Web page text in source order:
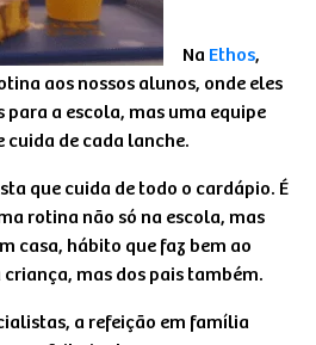
Na Ethos,
aos nossos alunos, onde eles
para a escola, mas uma equipe
cuida de cada lanche.
que cuida de todo o cardápio. É
rotina não só na escola, mas
casa, hábito que faz bem ao
mas dos pais também.
a refeição em família